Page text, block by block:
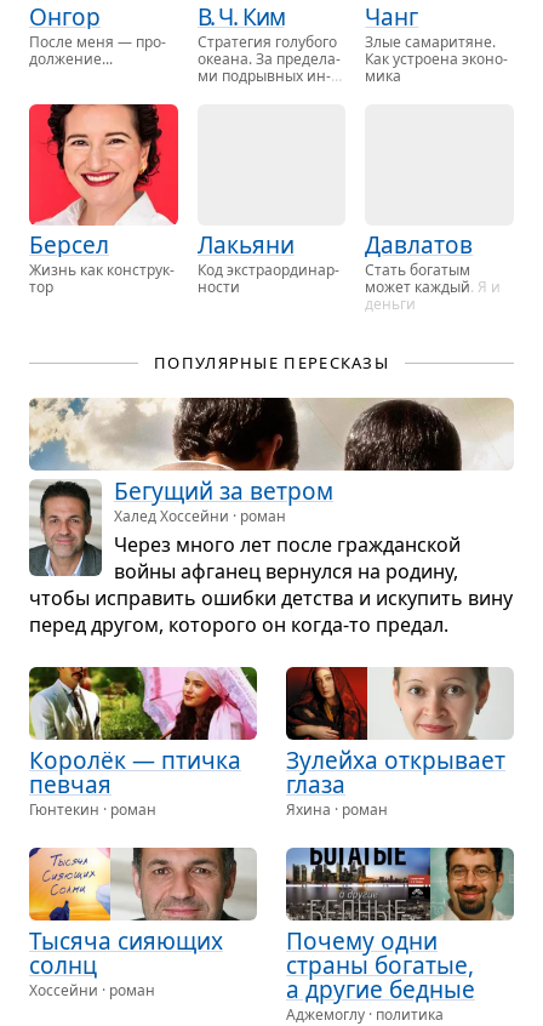
Онгор
После меня — про­
дол­же­ние...
В. Ч. Ким
Стра­те­гия го­лу­бо­го
оке­а­на. За пре­де­ла­
ми под­рыв­ных ин­
Чанг
Злые са­ма­ри­тя­не.
Как устро­е­на эко­но­
ми­ка
Берсел
Жизнь как кон­струк­
тор
Лакьяни
Код экс­тра­ор­ди­нар­
но­сти
Давлатов
Стать бо­га­тым
может каж­дый. Я и
день­ги
ПОПУЛЯРНЫЕ ПЕРЕСКАЗЫ
Бегу­щий за вет­ром
Халед Хоссейни · роман
Через много лет после гра­ждан­ской
войны афга­нец вер­нулся на родину,
чтобы испра­вить ошибки дет­ства и иску­пить вину
перед дру­гом, кото­рого он когда-то пре­дал.
Королёк — птичка
пев­чая
Гюнтекин · роман
Зулейха откры­вает
глаза
Яхина · роман
Тысяча сия­ю­щих
солнц
Хоссейни · роман
Почему одни
страны бога­тые,
а дру­гие бед­ные
Аджемоглу · политика